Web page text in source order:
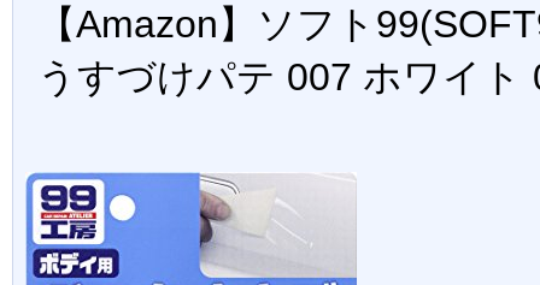
【Amazon】ソフト
うすづけパテ 007 ホワイト